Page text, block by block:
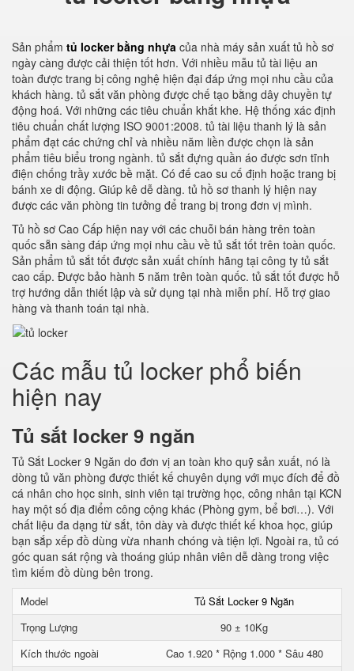
Sản phẩm tủ locker bằng nhựa của nhà máy sản xuất tủ hồ sơ
ngày càng được cải thiện tốt hơn. Với nhiều mẫu tủ tài liệu an
toàn được trang bị công nghệ hiện đại đáp ứng mọi nhu cầu của
khách hàng. tủ sắt văn phòng được chế tạo bằng dây chuyền tự
động hoá. Với những các tiêu chuẩn khắt khe. Hệ thống xác định
tiêu chuẩn chất lượng ISO 9001:2008. tủ tài liệu thanh lý là sản
phẩm đạt các chứng chỉ và nhiều năm liền được chọn là sản
phẩm tiêu biểu trong ngành. tủ sắt đựng quần áo được sơn tĩnh
điện chống trầy xước bề mặt. Có đế cao su cố định hoặc trang bị
bánh xe di động. Giúp kê dễ dàng. tủ hồ sơ thanh lý hiện nay
được các văn phòng tin tưởng để trang bị trong đơn vị mình.
Tủ hồ sơ Cao Cấp hiện nay với các chuỗi bán hàng trên toàn
quốc sẵn sàng đáp ứng mọi nhu cầu về tủ sắt tốt trên toàn quốc.
Sản phẩm tủ sắt tốt được sản xuất chính hãng tại công ty tủ sắt
cao cấp. Được bảo hành 5 năm trên toàn quốc. tủ sắt tốt được hỗ
trợ hướng dẫn thiết lập và sử dụng tại nhà miễn phí. Hỗ trợ giao
hàng và thanh toán tại nhà.
Các mẫu tủ locker phổ biến
hiện nay
Tủ sắt locker 9 ngăn
Tủ Sắt Locker 9 Ngăn do đơn vị an toàn kho quỹ sản xuất, nó là
dòng tủ văn phòng được thiết kế chuyên dụng với mục đích để đồ
cá nhân cho học sinh, sinh viên tại trường học, công nhân tại KCN
hay một số địa điểm công cộng khác (Phòng gym, bể bơi…). Với
chất liệu đa dạng từ sắt, tôn dày và được thiết kế khoa học, giúp
bạn sắp xếp đồ dùng vừa nhanh chóng và tiện lợi. Ngoài ra, tủ có
góc quan sát rộng và thoáng giúp nhân viên dễ dàng trong việc
tìm kiếm đồ dùng bên trong.
Model
Tủ Sắt Locker 9 Ngăn
Trọng Lượng
90 ± 10Kg
Kích thước ngoài
Cao 1.920 * Rộng 1.000 * Sâu 480